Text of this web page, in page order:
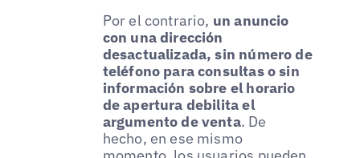
Por el contrario, un anuncio
con una dirección
desactualizada, sin número de
teléfono para consultas o sin
información sobre el horario
de apertura debilita el
argumento de venta. De
hecho, en ese mismo